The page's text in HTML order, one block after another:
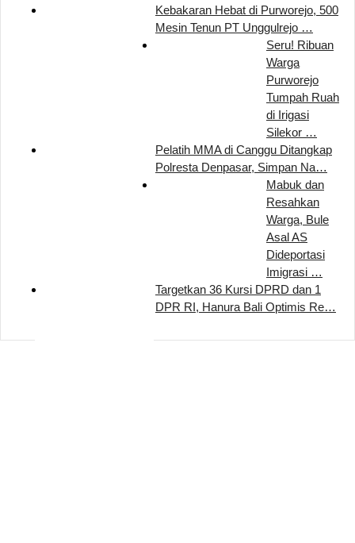
Kebakaran Hebat di Purworejo, 500
Mesin Tenun PT Unggulrejo …
Seru! Ribuan
Warga
Purworejo
Tumpah Ruah
di Irigasi
Silekor …
Pelatih MMA di Canggu Ditangkap
Polresta Denpasar, Simpan Na…
Mabuk dan
Resahkan
Warga, Bule
Asal AS
Dideportasi
Imigrasi …
Targetkan 36 Kursi DPRD dan 1
DPR RI, Hanura Bali Optimis Re…